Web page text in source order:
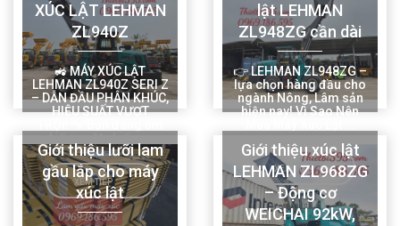
XÚC LẬT LEHMAN
ZL940Z
🚜 MÁY XÚC LẬT
LEHMAN ZL940Z SERI Z
– DẪN ĐẦU PHÂN KHÚC,
HIỆU SUẤT VƯỢT
XEM TIẾP
lật LEHMAN
ZL948ZG cần dài
👉 LEHMAN ZL948ZG –
lựa chọn hàng đầu cho
ngành Nông, Lâm sản
hiện nay! Vì Sao Nên
XEM TIẾP
Giới thiệu lưỡi lam
gầu lắp cho máy
xúc lật
Giới thiệu xúc lật
LEHMAN ZL968ZG
– Động cơ
WEICHAI 92kW,